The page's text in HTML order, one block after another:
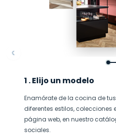
1 . Elijo un modelo
Enamórate de la cocina de
diferentes estilos, colecciones
página web, en nuestro
sociales.